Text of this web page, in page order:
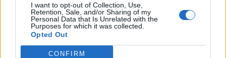
I want to opt-out of Collection, Use,
Retention, Sale, and/or Sharing of my
Personal Data that Is Unrelated with the
Purposes for which it was collected.
Opted Out
CONFIRM
NOVINKY
Obděnice vzpomínaly na filmovou legendu